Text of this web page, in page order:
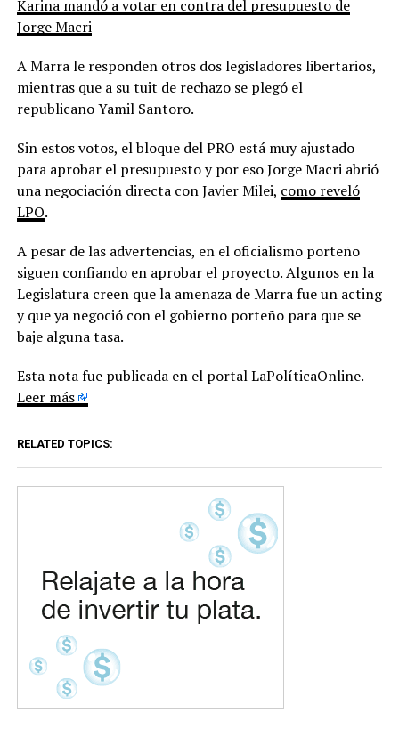
Karina mandó a votar en contra del presupuesto de
Jorge Macri
A Marra le responden otros dos legisladores libertarios,
mientras que a su tuit de rechazo se plegó el
republicano Yamil Santoro.
Sin estos votos, el bloque del PRO está muy ajustado
para aprobar el presupuesto y por eso Jorge Macri abrió
una negociación directa con Javier Milei, como reveló
LPO.
A pesar de las advertencias, en el oficialismo porteño
siguen confiando en aprobar el proyecto. Algunos en la
Legislatura creen que la amenaza de Marra fue un acting
y que ya negoció con el gobierno porteño para que se
baje alguna tasa.
Esta nota fue publicada en el portal LaPolíticaOnline.
Leer más
RELATED TOPICS: